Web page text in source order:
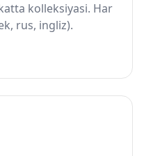
kolleksiyasi. Har
rus, ingliz).